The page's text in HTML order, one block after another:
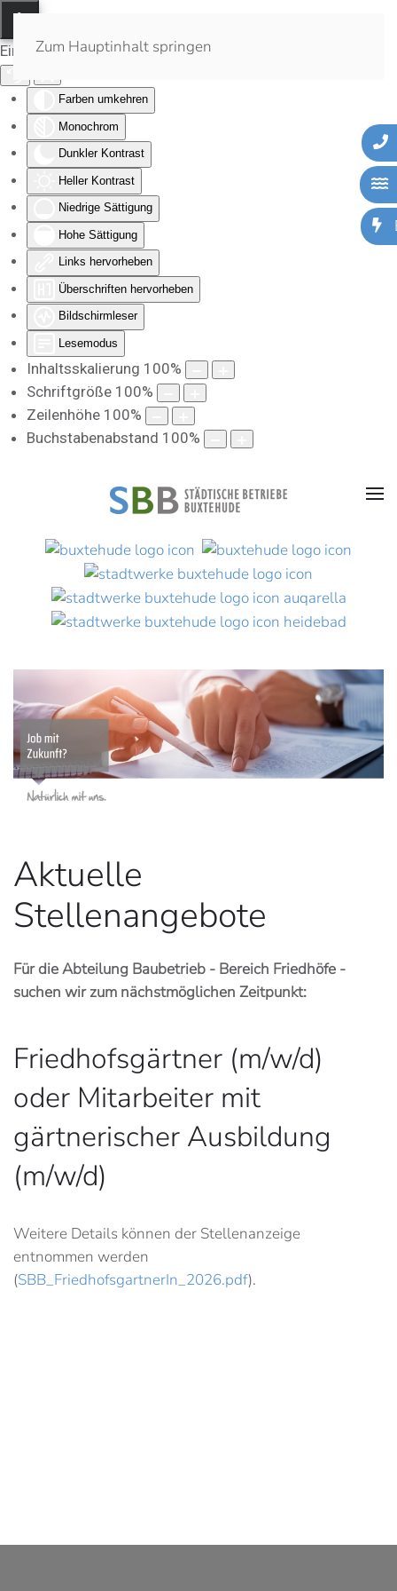
Eingabehilfen öffnen
Farben umkehren
Monochrom
Dunkler Kontrast
Heller Kontrast
Niedrige Sättigung
Hohe Sättigung
Links hervorheben
Überschriften hervorheben
Bildschirmleser
Lesemodus
Inhaltsskalierung 100%
Schriftgröße 100%
Zeilenhöhe 100%
Buchstabenabstand 100%
Zum Hauptinhalt springen
Aktuelle
Stellenangebote
Für die Abteilung Baubetrieb - Bereich Friedhöfe -
suchen wir zum nächstmöglichen Zeitpunkt:
Friedhofsgärtner (m/w/d)
oder Mitarbeiter mit
gärtnerischer Ausbildung
(m/w/d)
Weitere Details können der Stellenanzeige
entnommen werden
(SBB_FriedhofsgartnerIn_2026.pdf).